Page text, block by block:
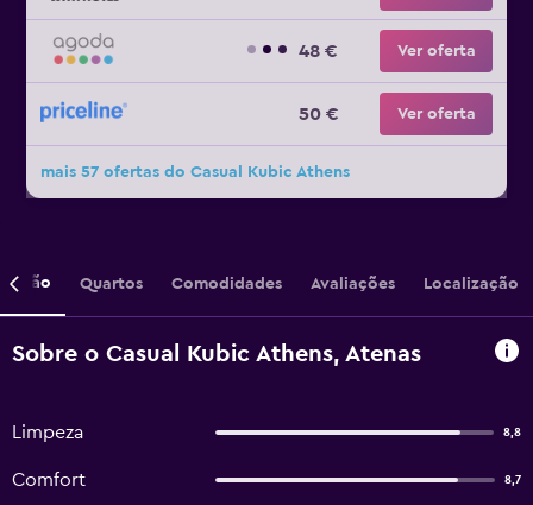
48 € Ver oferta
50 € Ver oferta
mais 57 ofertas do Casual Kubic Athens
Quartos Comodidades Avaliações Localização
Sobre o Casual Kubic Athens, Atenas
Limpeza 8,8
Comfort 8,7